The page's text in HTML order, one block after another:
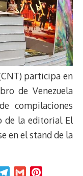
participa en
de Venezuela
compilaciones
de la editorial El
en el stand de la